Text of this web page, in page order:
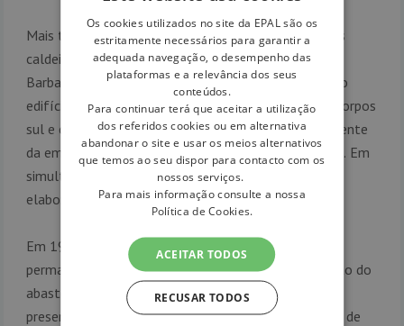
Mais tarde, em 1950, na sequência da demolição das
caldeiras da antiga Estação Elevatória a Vapor dos
Barbadinhos, deu-se um processo de remodelação do
edifício onde foi construído um primeiro andar nos corpos
sul e central, projectado para acolher o arquivo corrente
da empresa e instalações do laboratório da empresa. Em
simultâneo, foram dados os primeiros passos para a
elaboração de um espaço museológico.
Em 1987 foi finalmente instalada uma exposição
permanente onde se destacava a história da evolução do
abastecimento de água à cidade de Lisboa, desde a
presença romana até hoje. Foi exposto um conjunto de
Os cookies utilizados no site da EPAL são os
estritamente necessários para garantir a
adequada navegação, o desempenho das
plataformas e a relevância dos seus
conteúdos.
Para continuar terá que aceitar a utilização
dos referidos cookies ou em alternativa
abandonar o site e usar os meios alternativos
que temos ao seu dispor para contacto com os
nossos serviços.
Para mais informação consulte a nossa
Política de Cookies.
ACEITAR TODOS
RECUSAR TODOS